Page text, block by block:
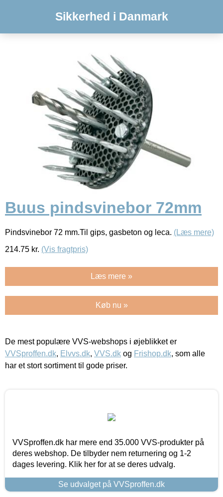
Sikkerhed i Danmark
Buus pindsvinebor 72mm
Pindsvinebor 72 mm.Til gips, gasbeton og leca. (Læs mere)
214.75 kr. (Vis fragtpris)
Læs mere »
Køb nu »
De mest populære VVS-webshops i øjeblikket er
VVSproffen.dk, Elvvs.dk, VVS.dk og Frishop.dk, som alle
har et stort sortiment til gode priser.
VVSproffen.dk har mere end 35.000 VVS-produkter på
deres webshop. De tilbyder nem returnering og 1-2
dages levering. Klik her for at se deres udvalg.
Se udvalget på VVSproffen.dk